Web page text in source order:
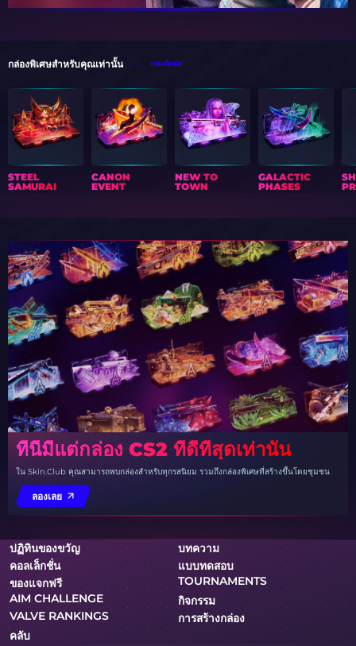
กล่องพิเศษสำหรับคุณเท่านั้น กล่องทั้งหมด
STEEL
SAMURAI
CANON
EVENT
NEW TO
TOWN
GALACTIC
PHASES
ที่นี่มีแต่กล่อง CS2 ที่ดีที่สุดเท่านั้น
ใน Skin.Club คุณสามารถพบกล่องสำหรับทุกรสนิยม รวมถึงกล่องพิเศษที่สร้างขึ้นโดยชุมชน
ลองเลย
ปฏิทินของขวัญ
บทความ
คอลเล็กชั่น
แบบทดสอบ
ของแจกฟรี
TOURNAMENTS
AIM CHALLENGE
กิจกรรม
VALVE RANKINGS
การสร้างกล่อง
คลับ